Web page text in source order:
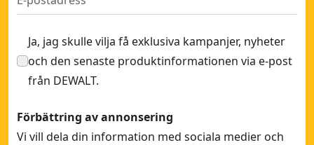
Hålat 1/3 ark med kardborre - 8 parallella hål
Ja, jag skulle vilja få exklusiva kampanjer, nyheter
och den senaste produktinformationen via e-post
från DEWALT.
Förbättring av annonsering
Vi vill dela din information med sociala medier och